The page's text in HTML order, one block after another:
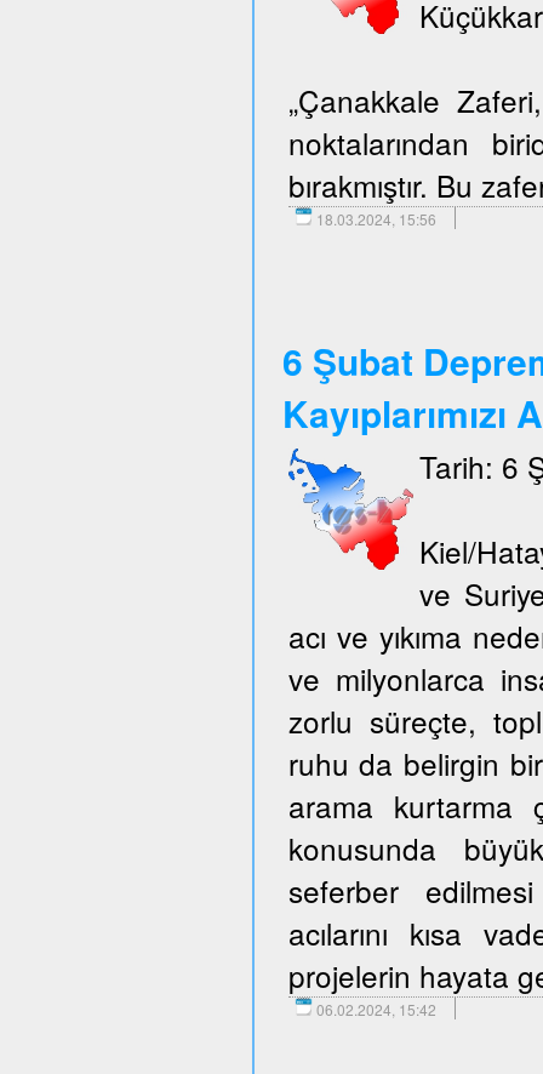
„Çanakkale
noktalarından
bırakmıştır. Bu
18.03.2024, 15:56
6 Şubat
Kayıplarımızı
Tarih: 6
Kiel/
ve
acı ve yıkıma
ve milyonlarca
zorlu süreçte,
ruhu da belirgin bir
arama kurtarma
konusunda
seferber
acılarını kısa
projelerin hayata
06.02.2024, 15:42